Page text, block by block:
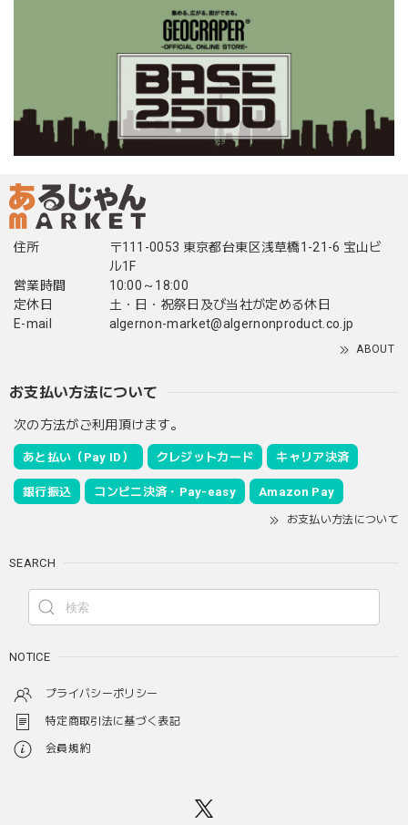
住所
〒111-0053 東京都台東区浅草橋1-21-6 宝山ビ
ル1F
営業時間
10:00～18:00
定休日
土・日・祝祭日及び当社が定める休日
E-mail
algernon-market@algernonproduct.co.jp
ABOUT
お支払い方法について
次の方法がご利用頂けます。
あと払い（Pay ID） クレジットカード キャリア決済
銀行振込 コンビニ決済・Pay-easy Amazon Pay
お支払い方法について
SEARCH
NOTICE
プライバシーポリシー
特定商取引法に基づく表記
会員規約